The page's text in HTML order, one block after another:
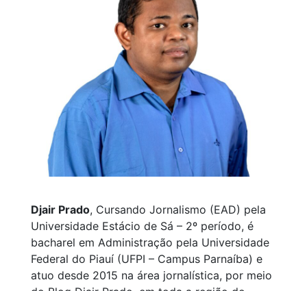
Djair Prado, Cursando Jornalismo (EAD) pela
Universidade Estácio de Sá – 2º período, é
bacharel em Administração pela Universidade
Federal do Piauí (UFPI – Campus Parnaíba) e
atuo desde 2015 na área jornalística, por meio